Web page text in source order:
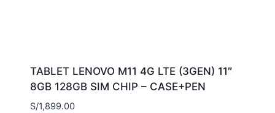
TABLET LENOVO M11 4G LTE (3GEN) 11″
8GB 128GB SIM CHIP – CASE+PEN
S/1,899.00